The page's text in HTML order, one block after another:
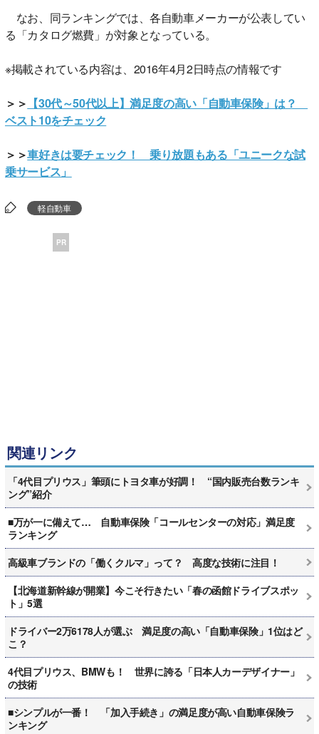
なお、同ランキングでは、各自動車メーカーが公表してい
る「カタログ燃費」が対象となっている。
※掲載されている内容は、2016年4月2日時点の情報です
＞＞ 【30代～50代以上】満足度の高い「自動車保険」は？
ベスト10をチェック
＞＞車好きは要チェック！ 乗り放題もある「ユニークな試
乗サービス」
軽自動車
PR
関連リンク
「4代目プリウス」筆頭にトヨタ車が好調！ “国内販売台数ランキ
ング”紹介
■万が一に備えて… 自動車保険「コールセンターの対応」満足度
ランキング
高級車ブランドの「働くクルマ」って？ 高度な技術に注目！
【北海道新幹線が開業】今こそ行きたい「春の函館ドライブスポッ
ト」5選
ドライバー2万6178人が選ぶ 満足度の高い「自動車保険」1位はど
こ？
4代目プリウス、BMWも！ 世界に誇る「日本人カーデザイナー」
の技術
■シンプルが一番！ 「加入手続き」の満足度が高い自動車保険ラ
ンキング